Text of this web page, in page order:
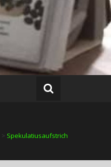
> Spekulatiusaufstrich